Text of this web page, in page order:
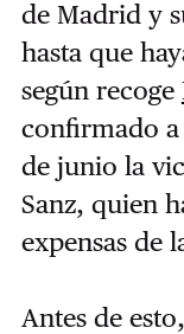
de Madrid y
hasta que
según recoge
confirmado a
de junio la
Sanz, quien
expensas de
Antes de